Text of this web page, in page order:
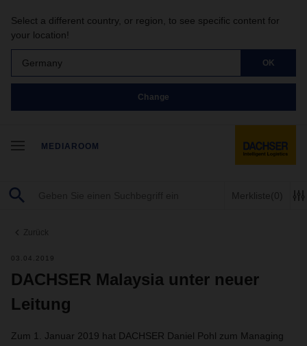
Select a different country, or region, to see specific content for
your location!
Germany OK
Change
MEDIAROOM
Merkliste(0)
Zurück
03.04.2019
DACHSER Malaysia unter neuer
Leitung
Zum 1. Januar 2019 hat DACHSER Daniel Pohl zum Managing